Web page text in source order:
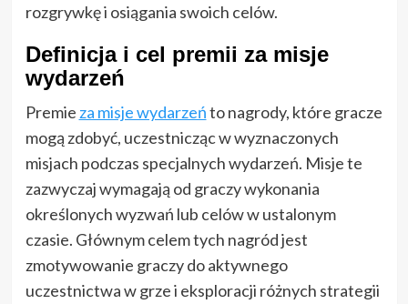
rozgrywkę i osiągania swoich celów.
Definicja i cel premii za misje
wydarzeń
Premie za misje wydarzeńto nagrody, które gracze
mogą zdobyć, uczestnicząc w wyznaczonych
misjach podczas specjalnych wydarzeń. Misje te
zazwyczaj wymagają od graczy wykonania
określonych wyzwań lub celów w ustalonym
czasie. Głównym celem tych nagród jest
zmotywowanie graczy do aktywnego
uczestnictwa w grze i eksploracji różnych strategii